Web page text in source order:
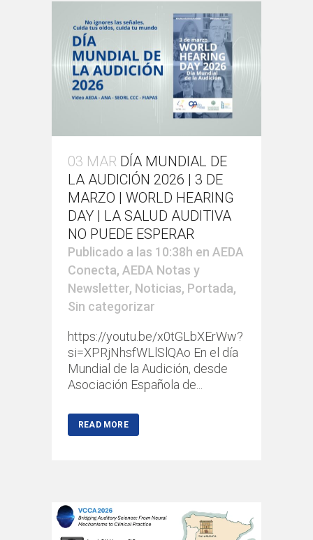
03 MAR DÍA MUNDIAL DE
LA AUDICIÓN 2026 | 3 DE
MARZO | WORLD HEARING
DAY | LA SALUD AUDITIVA
NO PUEDE ESPERAR
Publicado a las 10:38h en AEDA
Conecta, AEDA Notas y
Newsletter, Noticias, Portada,
Sin categorizar
https://youtu.be/x0tGLbXErWw?
si=XPRjNhsfWLlSlQAo En el día
Mundial de la Audición, desde
Asociación Española de...
READ MORE